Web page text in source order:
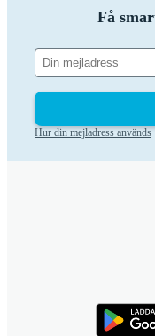
Få
Hur din mejladress används